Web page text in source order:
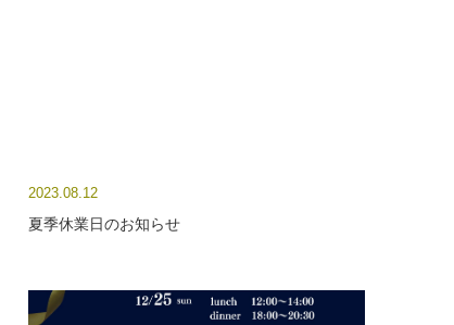
2023.08.12
夏季休業日のお知らせ